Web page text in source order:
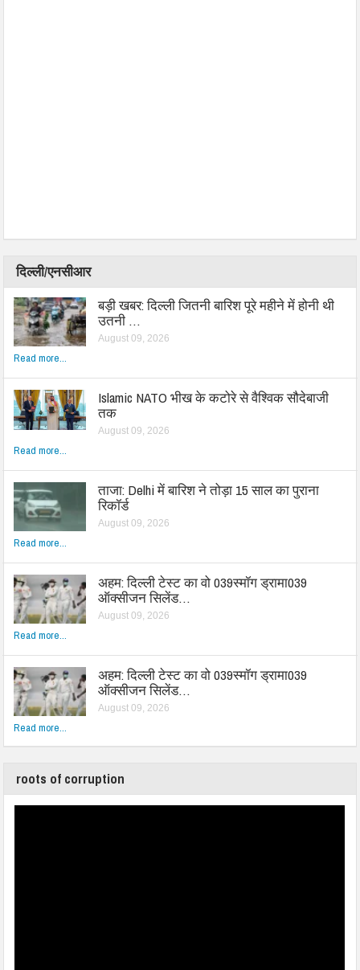
दिल्ली/एनसीआर
बड़ी खबर: दिल्ली जितनी बारिश पूरे महीने में होनी थी
उतनी …
August 09, 2026
Read more...
Islamic NATO भीख के कटोरे से वैश्विक सौदेबाजी
तक
August 09, 2026
Read more...
ताजा: Delhi में बारिश ने तोड़ा 15 साल का पुराना
रिकॉर्ड
August 09, 2026
Read more...
अहम: दिल्ली टेस्ट का वो 039स्मॉग ड्रामा039
ऑक्सीजन सिलेंड…
August 09, 2026
Read more...
अहम: दिल्ली टेस्ट का वो 039स्मॉग ड्रामा039
ऑक्सीजन सिलेंड…
August 09, 2026
Read more...
roots of corruption